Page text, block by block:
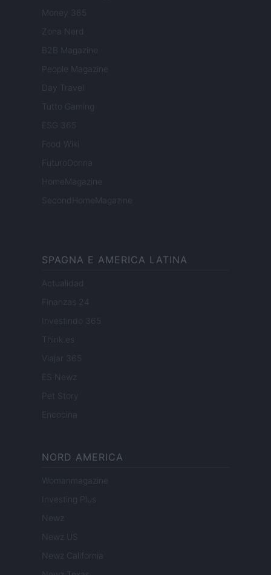
Money 365
Zona Nerd
B2B Magazine
People Magazine
Day Travel
Tutto Gaming
ESG 365
Food Wiki
FuturoDonna
HomeMagazine
SecondHomeMagazine
SPAGNA E AMERICA LATINA
Actualidad
Finanzas 24
Investindo 365
Think.es
Viajar 365
ES Newz
Pet Story
Encocina
NORD AMERICA
Womanmagazine
Investing Plus
Newz
Newz US
Newz California